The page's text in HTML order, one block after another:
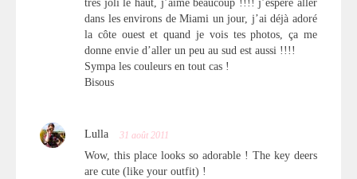
très joli le haut, j’aime beaucoup !!!! j’espère aller
dans les environs de Miami un jour, j’ai déjà adoré
la côte ouest et quand je vois tes photos, ça me
donne envie d’aller un peu au sud est aussi !!!!
Sympa les couleurs en tout cas !
Bisous
Lulla 31 août 2011
Wow, this place looks so adorable ! The key deers
are cute (like your outfit) !